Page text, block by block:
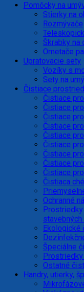
Pomôcky na
Stierky na
Rozmývače
Škrabky na
Ometače
Upratovacie sety
Vozíky s
Sety na
Čistiace
Čistiace
Čistiace
Čistiace
Čistiace
Čistiace
Čistiace
Čistiace
Čistiace
Čistiace
Čistiaca
Ochranné
Ekologické
Špeciálne
Ostatné
Handry, utierky,